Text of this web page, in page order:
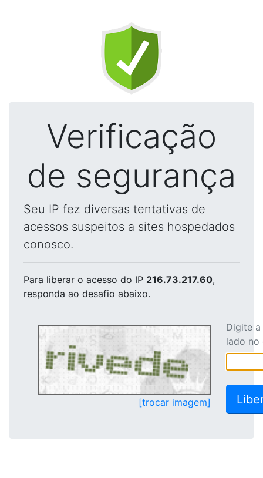
Verificação
de segurança
Seu IP fez diversas tentativas de
acessos suspeitos a sites hospedados
conosco.
Para liberar o acesso do IP 216.73.217.60,
responda ao desafio abaixo.
[trocar imagem]
Digite
lado no